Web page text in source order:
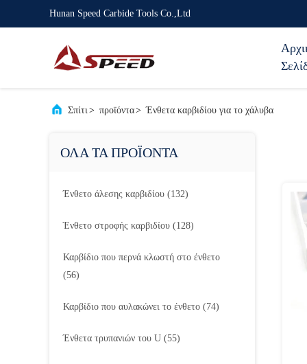
Hunan Speed Carbide Tools Co.,Ltd
Σπίτι> προϊόντα> Ένθετα καρβιδίου για το χάλυβα
ΟΛΑ ΤΑ ΠΡΟΪΟΝΤΑ
Ένθετο άλεσης καρβιδίου (132)
Ένθετο στροφής καρβιδίου (128)
Καρβίδιο που περνά κλωστή στο ένθετο
(56)
Καρβίδιο που αυλακώνει το ένθετο (74)
Ένθετα τρυπανιών του U (55)